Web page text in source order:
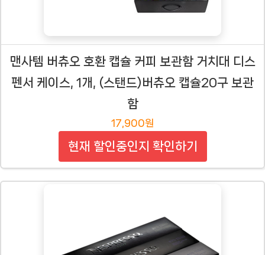
맨사템 버츄오 호환 캡슐 커피 보관함 거치대 디스
펜서 케이스, 1개, (스탠드)버츄오 캡슐20구 보관
함
17,900원
현재 할인중인지 확인하기